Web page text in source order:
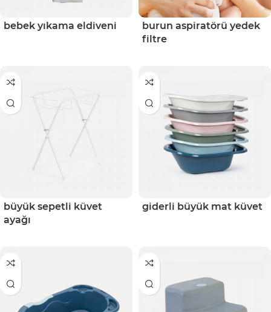
bebek yıkama eldiveni
burun aspiratörü yedek
filtre
büyük sepetli küvet
ayağı
giderli büyük mat küvet